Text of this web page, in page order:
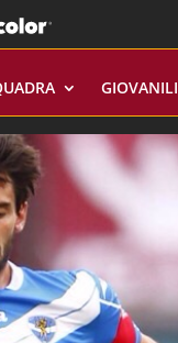
GIOVANILI